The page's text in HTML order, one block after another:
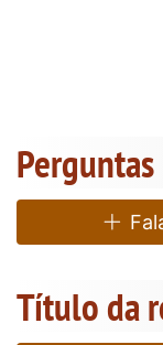
Perguntas
Título da